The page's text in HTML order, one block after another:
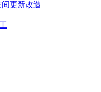
更新改造